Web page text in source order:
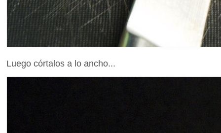
Luego córtalos a lo ancho...